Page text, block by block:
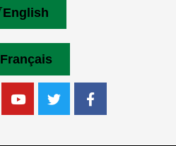
English
Français